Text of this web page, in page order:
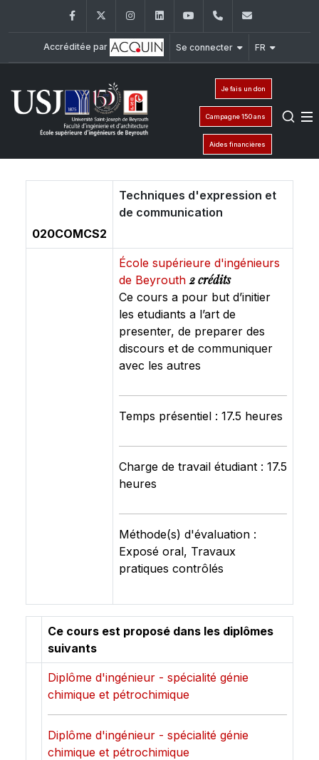
FacebookTwitter InstagramLinkedInYouTube+961 (1) 421 317
Accréditée par Se connecter FR
Je fais un don
Campagne 150 ans
Aides financières
020COMCS2
Techniques d'expression et
de communication
École supérieure d'ingénieurs
de Beyrouth2 crédits
Ce cours a pour but d’initier
les etudiants a l’art de
presenter, de preparer des
discours et de communiquer
avec les autres
Temps présentiel : 17.5 heures
Charge de travail étudiant : 17.5
heures
Méthode(s) d'évaluation :
Exposé oral, Travaux
pratiques contrôlés
Ce cours est proposé dans les diplômes
suivants
Diplôme d'ingénieur - spécialité génie
chimique et pétrochimique
Diplôme d'ingénieur - spécialité génie
chimique et pétrochimique